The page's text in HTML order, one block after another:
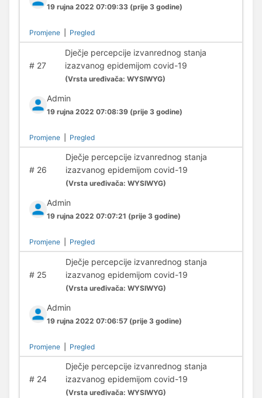
19 rujna 2022 07:09:33 (prije 3 godine)
Promjene Pregled
#27
Dječje percepcije izvanrednog stanja
izazvanog epidemijom covid-19
(Vrsta uređivača: WYSIWYG)
Admin
19 rujna 2022 07:08:39 (prije 3 godine)
Promjene Pregled
#26
Dječje percepcije izvanrednog stanja
izazvanog epidemijom covid-19
(Vrsta uređivača: WYSIWYG)
Admin
19 rujna 2022 07:07:21 (prije 3 godine)
Promjene Pregled
#25
Dječje percepcije izvanrednog stanja
izazvanog epidemijom covid-19
(Vrsta uređivača: WYSIWYG)
Admin
19 rujna 2022 07:06:57 (prije 3 godine)
Promjene Pregled
#24
Dječje percepcije izvanrednog stanja
izazvanog epidemijom covid-19
(Vrsta uređivača: WYSIWYG)